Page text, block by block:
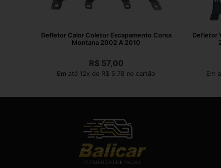
Defletor Calor Coletor Escapamento Corsa
Montana 2002 A 2010
R$57,00
Em até 12x de R$ 5,78 no cartão
Defletor
Em